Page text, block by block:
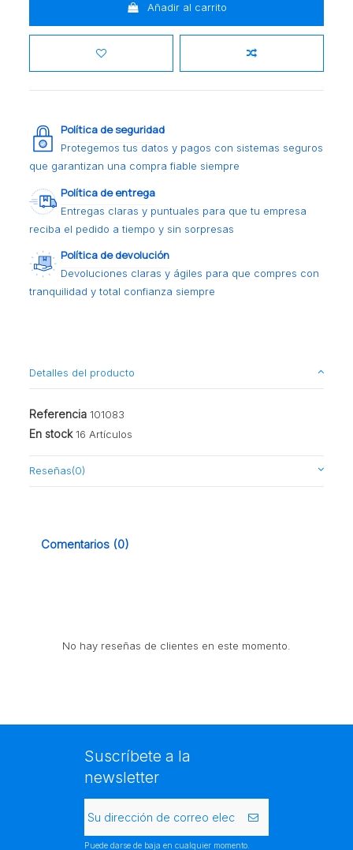
Añadir al carrito
Política de seguridad
Protegemos tus datos y pagos con sistemas seguros
que garantizan una compra fiable siempre
Política de entrega
Entregas claras y puntuales para que tu empresa
reciba el pedido a tiempo y sin sorpresas
Política de devolución
Devoluciones claras y ágiles para que compres con
tranquilidad y total confianza siempre
Detalles del producto
Referencia 101083
En stock 16 Artículos
Reseñas(0)
Comentarios (0)
No hay reseñas de clientes en este momento.
Suscríbete a la
newsletter
Puede darse de baja en cualquier momento.